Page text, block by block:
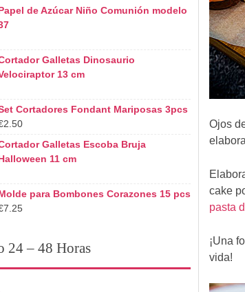
Ojos
cake
pasta
¡Una
vida!
de Azúcar Niño Comunión modelo
Galletas Dinosaurio
13 cm
Cortadores Fondant Mariposas 3pcs
Galletas Escoba Bruja
11 cm
para Bombones Corazones 15 pcs
24 – 48 Horas